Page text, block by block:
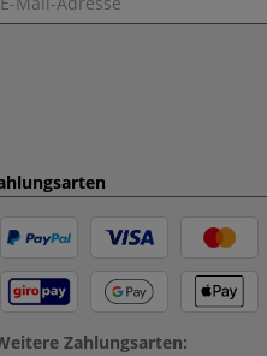
Zahlungsarten: